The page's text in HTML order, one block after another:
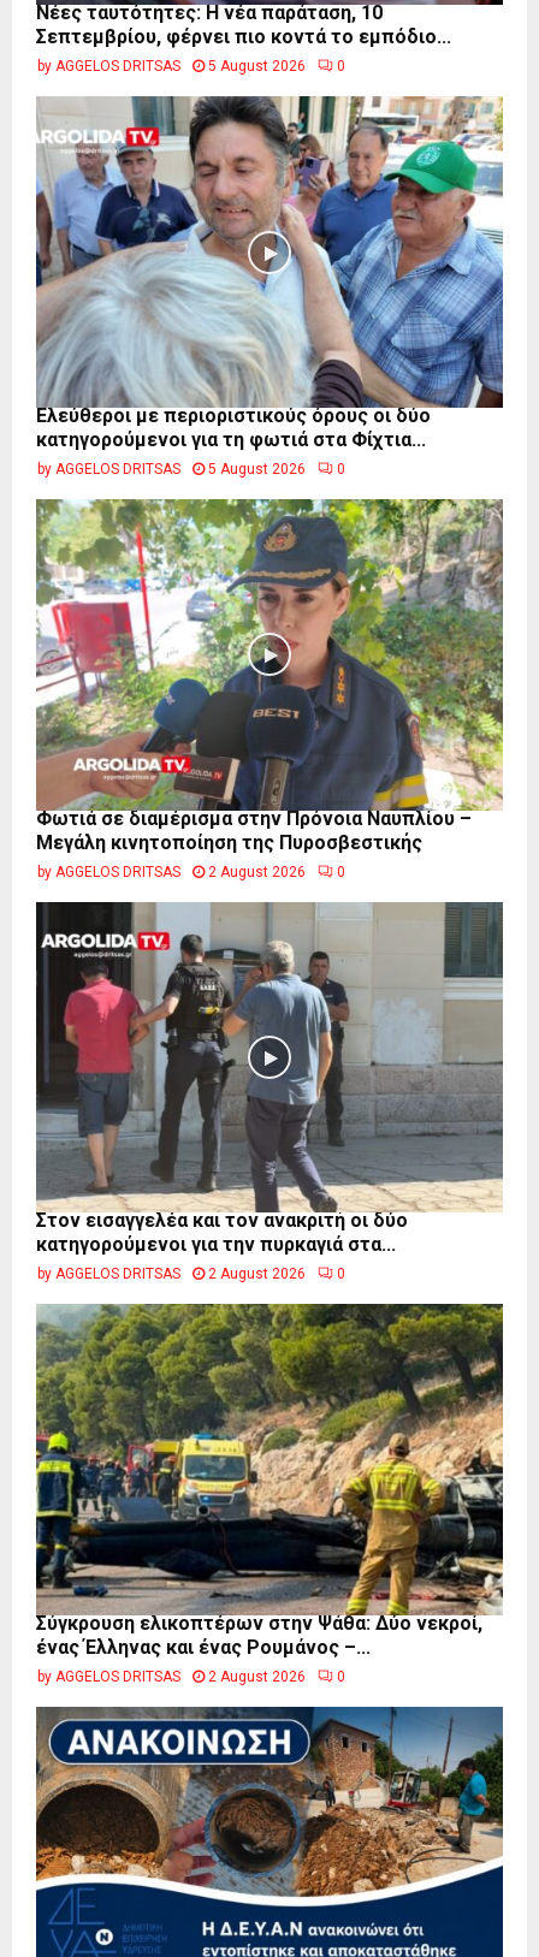
Νέες ταυτότητες: Η νέα παράταση, 10
Σεπτεμβρίου, φέρνει πιο κοντά το εμπόδιο...
by AGGELOS DRITSAS 5 August 2026 0
Ελεύθεροι με περιοριστικούς όρους οι δύο
κατηγορούμενοι για τη φωτιά στα Φίχτια...
by AGGELOS DRITSAS 5 August 2026 0
Φωτιά σε διαμέρισμα στην Πρόνοια Ναυπλίου –
Μεγάλη κινητοποίηση της Πυροσβεστικής
by AGGELOS DRITSAS 2 August 2026 0
Στον εισαγγελέα και τον ανακριτή οι δύο
κατηγορούμενοι για την πυρκαγιά στα...
by AGGELOS DRITSAS 2 August 2026 0
Σύγκρουση ελικοπτέρων στην Ψάθα: Δύο νεκροί,
ένας Έλληνας και ένας Ρουμάνος –...
by AGGELOS DRITSAS 2 August 2026 0